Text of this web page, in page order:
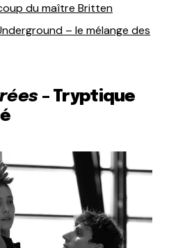
du maître Britten
– le mélange des
– Tryptique